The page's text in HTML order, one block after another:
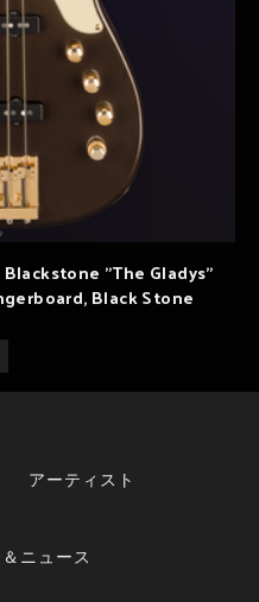
"The Gladys"
Black Stone
アーティスト
ニュース